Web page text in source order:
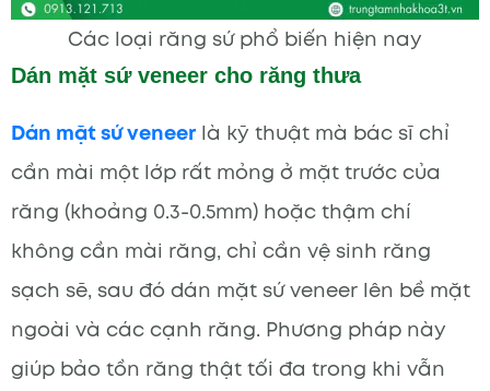
Các loại răng sứ phổ biến hiện nay
Dán mặt sứ veneer cho răng thưa
Dán mặt sứ veneerlà kỹ thuật mà bác sĩ chỉ
cần mài một lớp rất mỏng ở mặt trước của
răng (khoảng 0.3-0.5mm) hoặc thậm chí
không cần mài răng, chỉ cần vệ sinh răng
sạch sẽ, sau đó dán mặt sứ veneer lên bề mặt
ngoài và các cạnh răng. Phương pháp này
giúp bảo tồn răng thật tối đa trong khi vẫn